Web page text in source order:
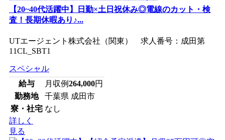
【20~40代活躍中】日勤×土日祝休み◎電線のカット・検
査！長期休暇あり♪...
UTエージェント株式会社（関東） 求人番号：成田第
11CL_SBT1
スペシャル
給与
月収例264,000円
勤務地
千葉県 成田市
寮・社宅 なし
詳しく
見る